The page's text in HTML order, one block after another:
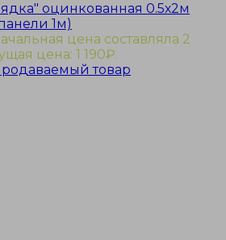
оцинкованная 0.5х2м
1м)
цена составляла 2
цена: 1 190₽.
товар